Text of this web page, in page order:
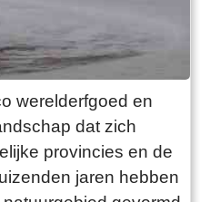
In de huizen brandt
andere kant van de
nu via voetpad
links aanhoudt
je bent begonnen.
dat een dergelijk
is gemaakt.
functie als
werelderfgoed en
dat zich
provincies en de
jaren hebben